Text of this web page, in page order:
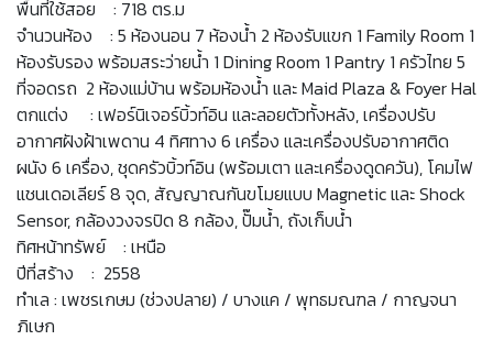
พื้นที่ใช้สอย : 718 ตร.ม
จำนวนห้อง : 5 ห้องนอน 7 ห้องน้ำ 2 ห้องรับแขก 1 Family Room 1
ห้องรับรอง พร้อมสระว่ายน้ำ 1 Dining Room 1 Pantry 1 ครัวไทย 5
ที่จอดรถ 2 ห้องแม่บ้าน พร้อมห้องน้ำ และ Maid Plaza & Foyer Hal
ตกแต่ง : เฟอร์นิเจอร์บิ้วท์อิน และลอยตัวทั้งหลัง, เครื่องปรับ
อากาศฝังฝ้าเพดาน 4 ทิศทาง 6 เครื่อง และเครื่องปรับอากาศติด
ผนัง 6 เครื่อง, ชุดครัวบิ้วท์อิน (พร้อมเตา และเครื่องดูดควัน), โคมไฟ
แชนเดอเลียร์ 8 จุด, สัญญาณกันขโมยแบบ Magnetic และ Shock
Sensor, กล้องวงจรปิด 8 กล้อง, ปั๊มน้ำ, ถังเก็บน้ำ
ทิศหน้าทรัพย์ : เหนือ
ปีที่สร้าง : 2558
ทำเล : เพชรเกษม (ช่วงปลาย) / บางแค / พุทธมณฑล / กาญจนา
ภิเษก